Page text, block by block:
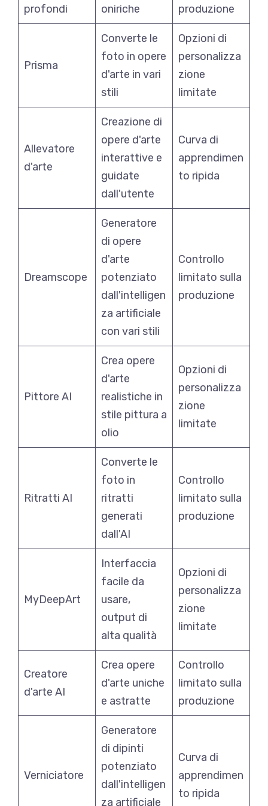
profondi
oniriche
produzione
Prisma
Converte le
foto in opere
d'arte in vari
stili
Opzioni di
personalizza
zione
limitate
Allevatore
d'arte
Creazione di
opere d'arte
interattive e
guidate
dall'utente
Curva di
apprendimen
to ripida
Dreamscope
Generatore
di opere
d'arte
potenziato
dall'intelligen
za artificiale
con vari stili
Controllo
limitato sulla
produzione
Pittore AI
Crea opere
d'arte
realistiche in
stile pittura a
olio
Opzioni di
personalizza
zione
limitate
Ritratti AI
Converte le
foto in
ritratti
generati
dall'AI
Controllo
limitato sulla
produzione
MyDeepArt
Interfaccia
facile da
usare,
output di
alta qualità
Opzioni di
personalizza
zione
limitate
Creatore
d'arte AI
Crea opere
d'arte uniche
e astratte
Controllo
limitato sulla
produzione
Verniciatore
Generatore
di dipinti
potenziato
dall'intelligen
za artificiale
Curva di
apprendimen
to ripida